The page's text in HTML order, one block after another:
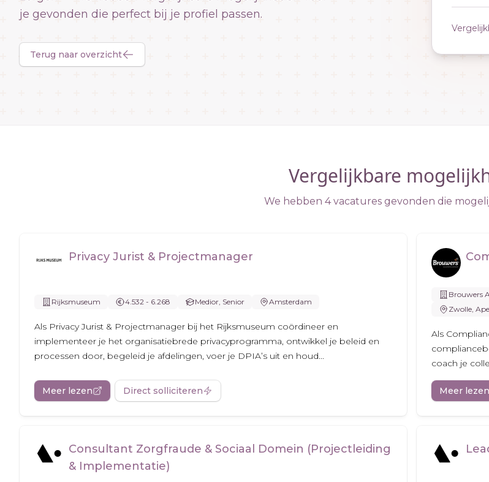
je gevonden die perfect bij je profiel passen.
Terug naar overzicht
Vergelijkbare
We hebben 4 vacatures gevonden die
Privacy Jurist & Projectmanager
Rijksmuseum 4.532 - 6.268 Medior, Senior Amsterdam
Als Privacy Jurist & Projectmanager bij het Rijksmuseum coördineer en
implementeer je het organisatiebrede privacyprogramma, ontwikkel je beleid en
processen door, begeleid je afdelingen, voer je DPIA’s uit en houd...
Meer lezen Direct solliciteren
Brouwers
Zwolle,
Als
coach je
Meer lezen
Consultant Zorgfraude & Sociaal Domein (Projectleiding
& Implementatie)